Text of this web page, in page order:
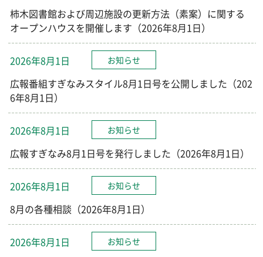
柿木図書館および周辺施設の更新方法（素案）に関する
オープンハウスを開催します（2026年8月1日）
2026年8月1日 お知らせ
広報番組すぎなみスタイル8月1日号を公開しました（202
6年8月1日）
2026年8月1日 お知らせ
広報すぎなみ8月1日号を発行しました（2026年8月1日）
2026年8月1日 お知らせ
8月の各種相談（2026年8月1日）
2026年8月1日 お知らせ